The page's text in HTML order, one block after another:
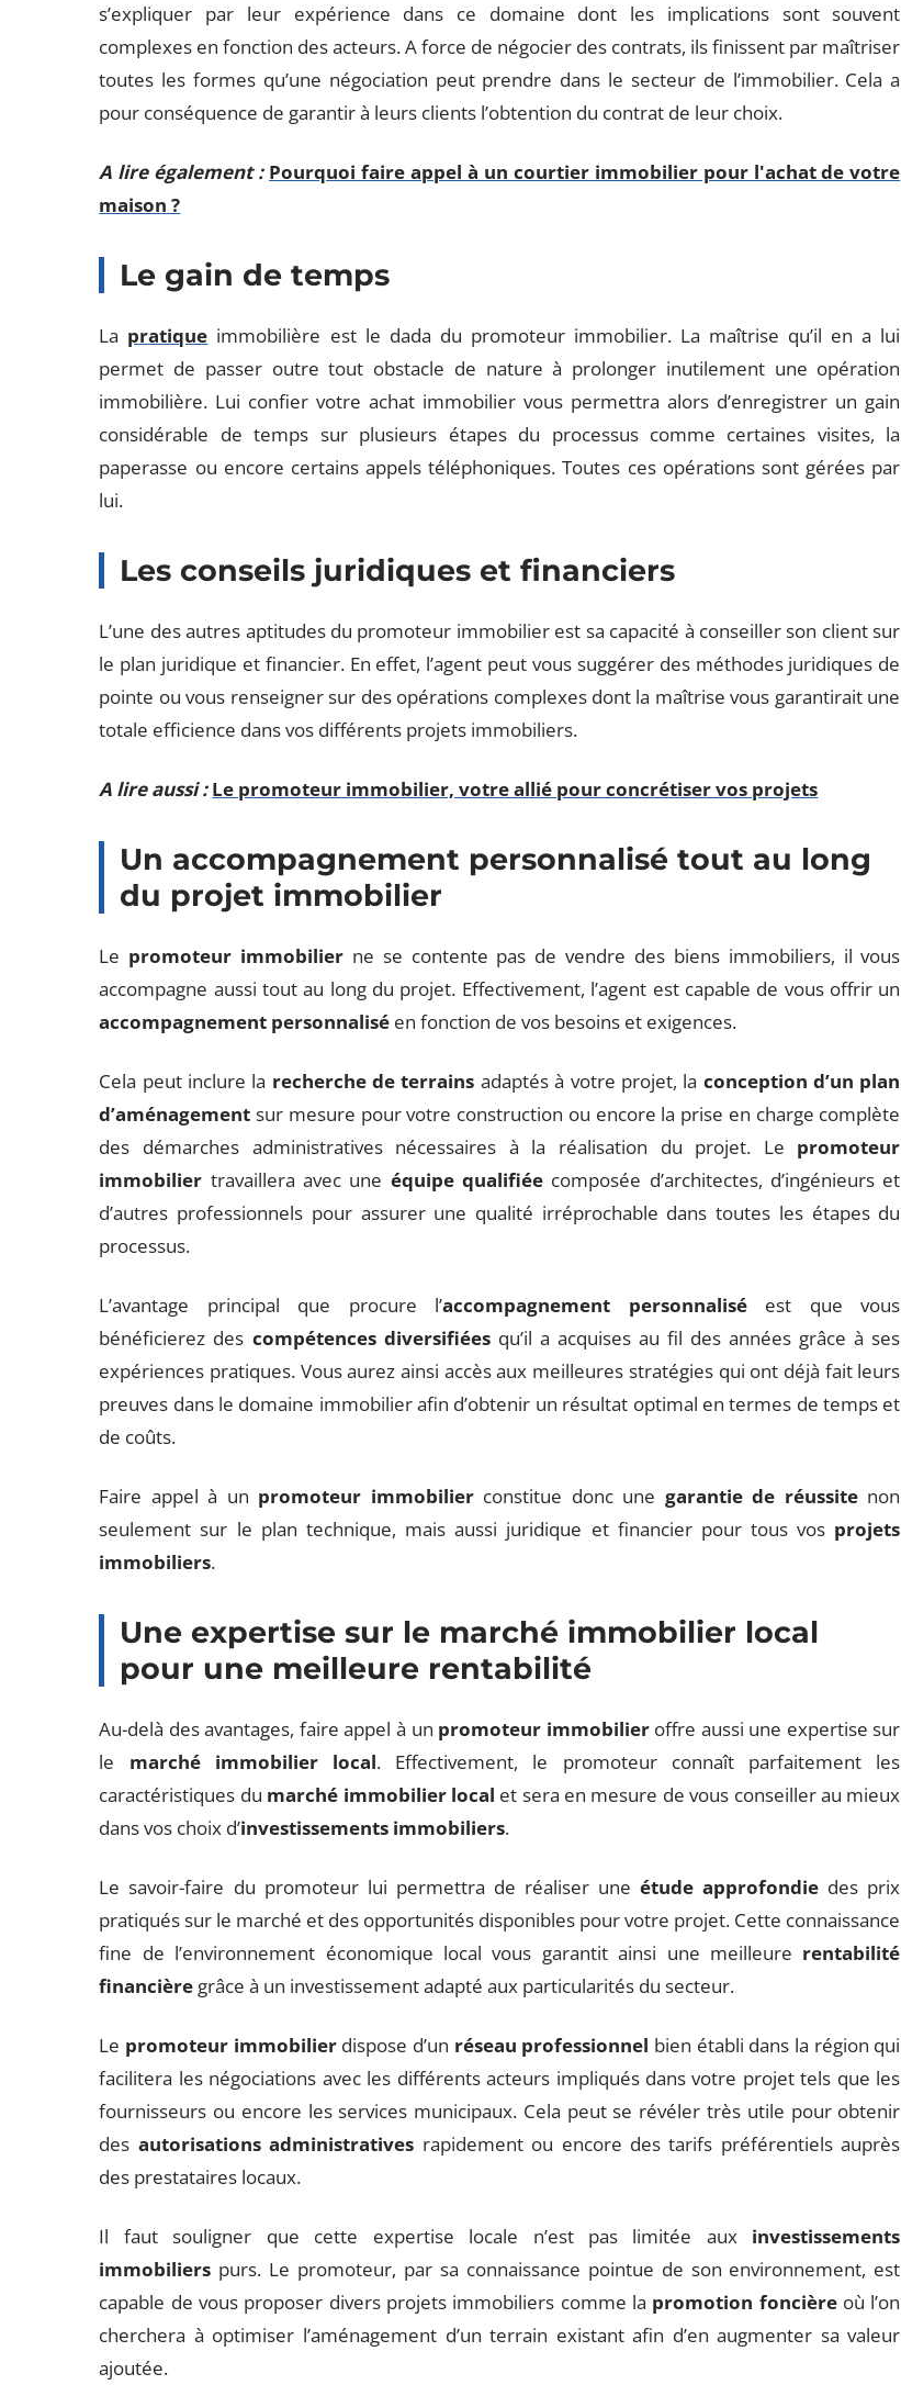
s’expliquer par leur expérience dans ce domaine dont les implications sont souvent
complexes en fonction des acteurs. A force de négocier des contrats, ils finissent par maîtriser
toutes les formes qu’une négociation peut prendre dans le secteur de l’immobilier. Cela a
pour conséquence de garantir à leurs clients l’obtention du contrat de leur choix.
A lire également : Pourquoi faire appel à un courtier immobilier pour l'achat de votre
maison ?
Le gain de temps
La pratique immobilière est le dada du promoteur immobilier. La maîtrise qu’il en a lui
permet de passer outre tout obstacle de nature à prolonger inutilement une opération
immobilière. Lui confier votre achat immobilier vous permettra alors d’enregistrer un gain
considérable de temps sur plusieurs étapes du processus comme certaines visites, la
paperasse ou encore certains appels téléphoniques. Toutes ces opérations sont gérées par
lui.
Les conseils juridiques et financiers
L’une des autres aptitudes du promoteur immobilier est sa capacité à conseiller son client sur
le plan juridique et financier. En effet, l’agent peut vous suggérer des méthodes juridiques de
pointe ou vous renseigner sur des opérations complexes dont la maîtrise vous garantirait une
totale efficience dans vos différents projets immobiliers.
A lire aussi : Le promoteur immobilier, votre allié pour concrétiser vos projets
Un accompagnement personnalisé tout au long
du projet immobilier
Le promoteur immobilier ne se contente pas de vendre des biens immobiliers, il vous
accompagne aussi tout au long du projet. Effectivement, l’agent est capable de vous offrir un
accompagnement personnalisé en fonction de vos besoins et exigences.
Cela peut inclure la recherche de terrains adaptés à votre projet, la conception d’un plan
d’aménagement sur mesure pour votre construction ou encore la prise en charge complète
des démarches administratives nécessaires à la réalisation du projet. Le promoteur
immobilier travaillera avec une équipe qualifiée composée d’architectes, d’ingénieurs et
d’autres professionnels pour assurer une qualité irréprochable dans toutes les étapes du
processus.
L’avantage principal que procure l’accompagnement personnaliséest que vous
bénéficierez des compétences diversifiéesqu’il a acquises au fil des années grâce à ses
expériences pratiques. Vous aurez ainsi accès aux meilleures stratégies qui ont déjà fait leurs
preuves dans le domaine immobilier afin d’obtenir un résultat optimal en termes de temps et
de coûts.
Faire appel à un promoteur immobilierconstitue donc une garantie de réussitenon
seulement sur le plan technique, mais aussi juridique et financier pour tous vos projets
immobiliers.
Une expertise sur le marché immobilier local
pour une meilleure rentabilité
Au-delà des avantages, faire appel à un promoteur immobilieroffre aussi une expertise sur
le marché immobilier local. Effectivement, le promoteur connaît parfaitement les
caractéristiques du marché immobilier local et sera en mesure de vous conseiller au mieux
dans vos choix d’investissements immobiliers.
Le savoir-faire du promoteur lui permettra de réaliser uneétude approfondie des prix
pratiqués sur le marché et des opportunités disponibles pour votre projet. Cette connaissance
fine de l’environnement économique local vous garantit ainsi une meilleure rentabilité
financière grâce à un investissement adapté aux particularités du secteur.
Le promoteur immobilierdispose d’un réseau professionnel bien établi dans la région qui
facilitera les négociations avec les différents acteurs impliqués dans votre projet tels que les
fournisseurs ou encore les services municipaux. Cela peut se révéler très utile pour obtenir
des autorisations administratives rapidement ou encore des tarifs préférentiels auprès
des prestataires locaux.
Il faut souligner que cette expertise locale n’est pas limitée aux investissements
immobiliers purs. Le promoteur, par sa connaissance pointue de son environnement, est
capable de vous proposer divers projets immobiliers comme la promotion foncièreoù l’on
cherchera à optimiser l’aménagement d’un terrain existant afin d’en augmenter sa valeur
ajoutée.